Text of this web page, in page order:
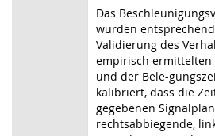
Das
wurden
Validierung des
empirisch ermittelten
und der Bele-
kalibriert, dass die
gegebenen
rechtsabbiegende,